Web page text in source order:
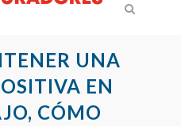
UNA
EN
CÓMO